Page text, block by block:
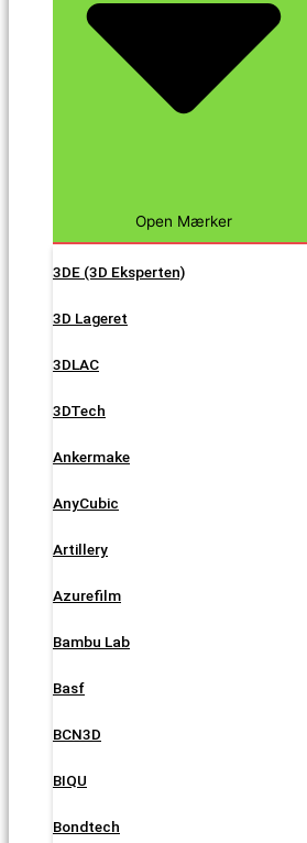
Open Mærker
3DE (3D Eksperten)
3D Lageret
3DLAC
3DTech
Ankermake
AnyCubic
Artillery
Azurefilm
Bambu Lab
Basf
BCN3D
BIQU
Bondtech